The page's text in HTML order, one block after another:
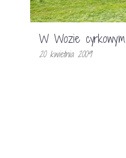
W Wozie cyrkowym
20 kwietnia 2009